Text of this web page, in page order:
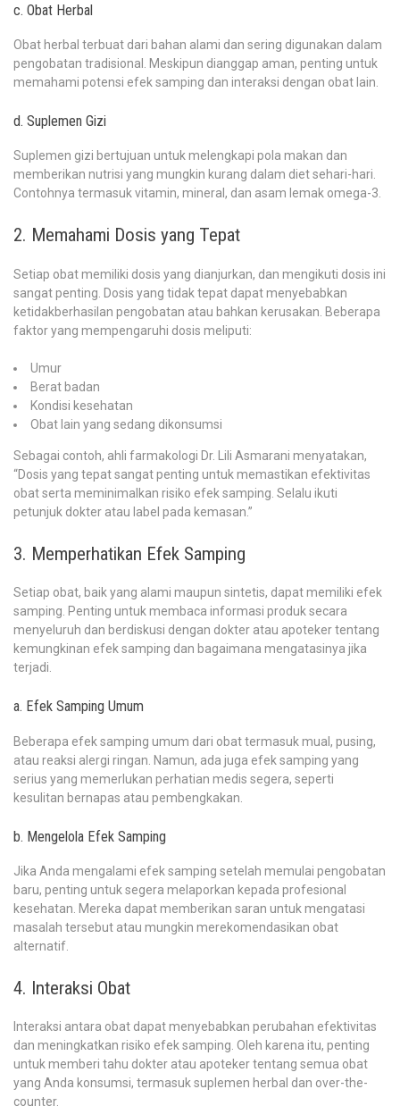
c. Obat Herbal
Obat herbal terbuat dari bahan alami dan sering digunakan dalam
pengobatan tradisional. Meskipun dianggap aman, penting untuk
memahami potensi efek samping dan interaksi dengan obat lain.
d. Suplemen Gizi
Suplemen gizi bertujuan untuk melengkapi pola makan dan
memberikan nutrisi yang mungkin kurang dalam diet sehari-hari.
Contohnya termasuk vitamin, mineral, dan asam lemak omega-3.
2. Memahami Dosis yang Tepat
Setiap obat memiliki dosis yang dianjurkan, dan mengikuti dosis ini
sangat penting. Dosis yang tidak tepat dapat menyebabkan
ketidakberhasilan pengobatan atau bahkan kerusakan. Beberapa
faktor yang mempengaruhi dosis meliputi:
Umur
Berat badan
Kondisi kesehatan
Obat lain yang sedang dikonsumsi
Sebagai contoh, ahli farmakologi Dr. Lili Asmarani menyatakan,
“Dosis yang tepat sangat penting untuk memastikan efektivitas
obat serta meminimalkan risiko efek samping. Selalu ikuti
petunjuk dokter atau label pada kemasan.”
3. Memperhatikan Efek Samping
Setiap obat, baik yang alami maupun sintetis, dapat memiliki efek
samping. Penting untuk membaca informasi produk secara
menyeluruh dan berdiskusi dengan dokter atau apoteker tentang
kemungkinan efek samping dan bagaimana mengatasinya jika
terjadi.
a. Efek Samping Umum
Beberapa efek samping umum dari obat termasuk mual, pusing,
atau reaksi alergi ringan. Namun, ada juga efek samping yang
serius yang memerlukan perhatian medis segera, seperti
kesulitan bernapas atau pembengkakan.
b. Mengelola Efek Samping
Jika Anda mengalami efek samping setelah memulai pengobatan
baru, penting untuk segera melaporkan kepada profesional
kesehatan. Mereka dapat memberikan saran untuk mengatasi
masalah tersebut atau mungkin merekomendasikan obat
alternatif.
4. Interaksi Obat
Interaksi antara obat dapat menyebabkan perubahan efektivitas
dan meningkatkan risiko efek samping. Oleh karena itu, penting
untuk memberi tahu dokter atau apoteker tentang semua obat
yang Anda konsumsi, termasuk suplemen herbal dan over-the-
counter.